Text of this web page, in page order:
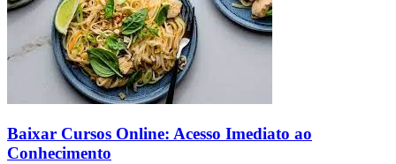
Baixar Cursos Online: Acesso Imediato ao
Conhecimento